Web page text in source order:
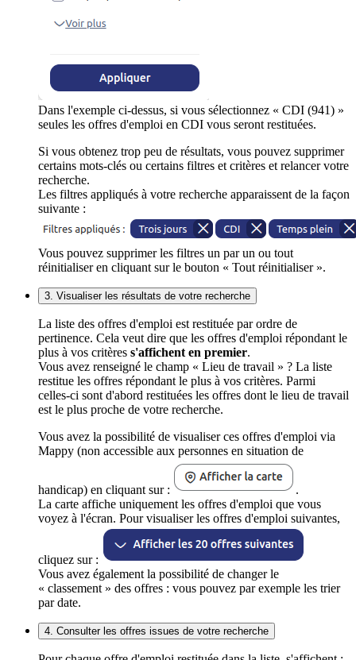
Dans l'exemple ci-dessus, si vous sélectionnez « CDI (941) »
seules les offres d'emploi en CDI vous seront restituées.
Si vous obtenez trop peu de résultats, vous pouvez supprimer
certains mots-clés ou certains filtres et critères et relancer votre
recherche.
Les filtres appliqués à votre recherche apparaissent de la façon
suivante :
Vous pouvez supprimer les filtres un par un ou tout
réinitialiser en cliquant sur le bouton « Tout réinitialiser ».
3. Visualiser les résultats de votre recherche
La liste des offres d'emploi est restituée par ordre de
pertinence. Cela veut dire que les offres d'emploi répondant le
plus à vos critères s'affichent en premier.
Vous avez renseigné le champ « Lieu de travail » ? La liste
restitue les offres répondant le plus à vos critères. Parmi
celles-ci sont d'abord restituées les offres dont le lieu de travail
est le plus proche de votre recherche.
Vous avez la possibilité de visualiser ces offres d'emploi via
Mappy (non accessible aux personnes en situation de
handicap) en cliquant sur :
.
La carte affiche uniquement les offres d'emploi que vous
voyez à l'écran. Pour visualiser les offres d'emploi suivantes,
cliquez sur :
Vous avez également la possibilité de changer le
« classement » des offres : vous pouvez par exemple les trier
par date.
4. Consulter les offres issues de votre recherche